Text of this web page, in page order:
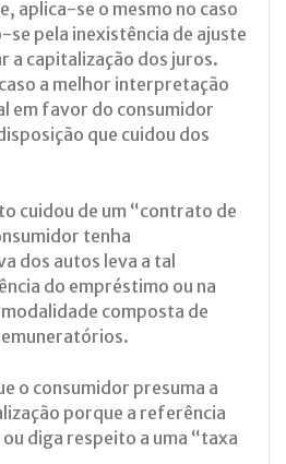
aplica-se o mesmo no caso
pela inexistência de ajuste
a capitalização dos juros.
a melhor interpretação
em favor do consumidor
que cuidou dos
cuidou de um “contrato de
tenha
dos autos leva a tal
do empréstimo ou na
composta de
o consumidor presuma a
porque a referência
diga respeito a uma “taxa